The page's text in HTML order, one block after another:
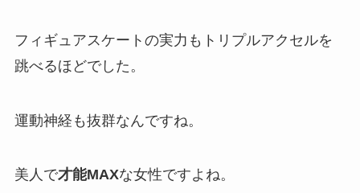
フィギュアスケートの実力も トリプルアクセルを
跳べるほどでした。
運動神経も抜群なんですね。
美人で才能MAXな女性ですよね。